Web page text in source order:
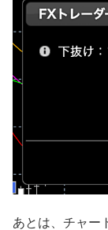
あとは、チャー